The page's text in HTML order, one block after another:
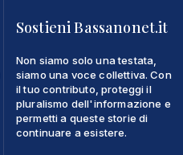
Sostieni Bassanonet.it
Non siamo solo una testata,
siamo una voce collettiva. Con
il tuo contributo, proteggi il
pluralismo dell'informazione e
permetti a queste storie di
continuare a esistere.